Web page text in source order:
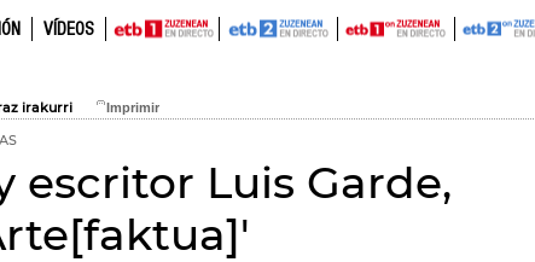
VÍDEOS
irakurri
escritor Luis Garde,